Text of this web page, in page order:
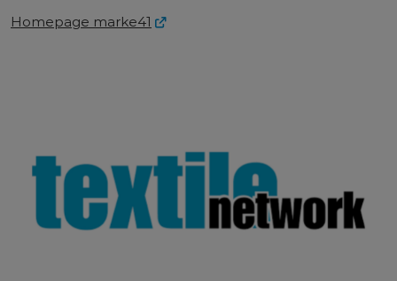
Homepage marke41